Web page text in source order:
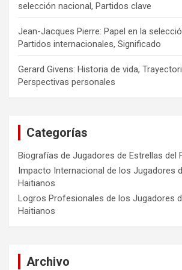
selección nacional, Partidos clave
Jean-Jacques Pierre: Papel en la
Partidos internacionales, Significado
Gerard Givens: Historia de vida,
Perspectivas personales
Categorías
Biografías de Jugadores de Estrellas del
Impacto Internacional de los Jugadores
Haitianos
Logros Profesionales de los Jugadores
Haitianos
Archivo